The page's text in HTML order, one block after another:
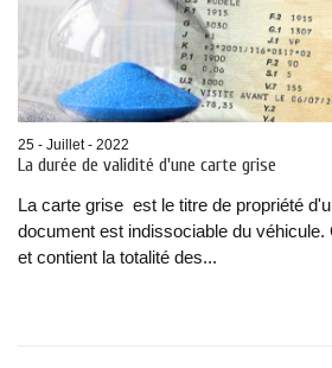
25 - Juillet - 2022
La durée de validité d'une carte grise
La carte grise est le titre de propriété
document est indissociable du véhicule.
et contient la totalité des...